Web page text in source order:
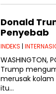
Donald
Penyebab
INDEKS |
WASHINGTON,
Trump
merusak
itu…